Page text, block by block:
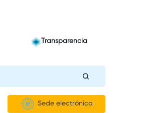
Transparencia
Sede electrónica